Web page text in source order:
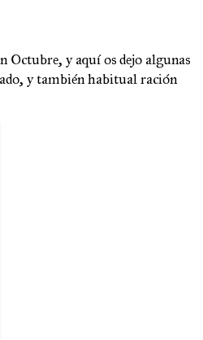
Octubre, y aquí os dejo algunas
y también habitual ración